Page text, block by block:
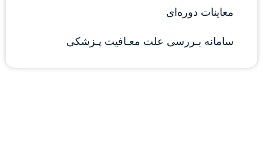
معاینات دوره‌ای
سامانه بـررسی علت معـافیت پـزشکی